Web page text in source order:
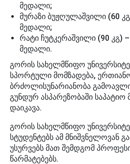
მედალი;
მურაზი ბუჟღულაშვილი (60
მედალი;
რატი ჩუტკერაშვილი (90 კგ)
მედალი.
გორის სახელმწიფო
სპორტული მომზადება,
ბრძოლისუნარიანობა
გუნდურ ასპარეზობაში საპატიო
დაიკავა.
გორის სახელმწიფო
სტუდენტებს ამ მნიშვნელოვან
უსურვებს მათ შემდგომ
წარმატებებს.